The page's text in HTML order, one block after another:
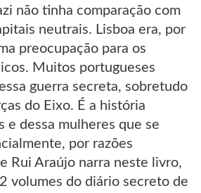
não tinha comparação com
neutrais. Lisboa era, por
preocupação para os
Muitos portugueses
guerra secreta, sobretudo
do Eixo. É a história
e dessa mulheres que se
por razões
Rui Araújo narra neste livro,
volumes do diário secreto de